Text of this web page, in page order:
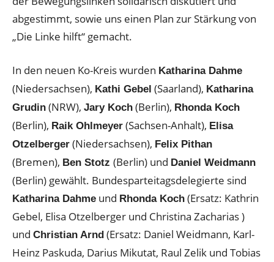
abgestimmt, sowie uns einen Plan zur Stärkung von
„Die Linke hilft“ gemacht.
In den neuen Ko-Kreis wurden Katharina Dahme
(Niedersachsen), Kathi Gebel (Saarland), Katharina
Grudin (NRW), Jary Koch (Berlin), Rhonda Koch
(Berlin), Raik Ohlmeyer (Sachsen-Anhalt), Elisa
Otzelberger (Niedersachsen), Felix Pithan
(Bremen), Ben Stotz (Berlin) und Daniel Weidmann
(Berlin) gewählt. Bundesparteitagsdelegierte sind
Katharina Dahme und Rhonda Koch (Ersatz: Kathrin
Gebel, Elisa Otzelberger und Christina Zacharias )
und Christian Arnd (Ersatz: Daniel Weidmann, Karl-
Heinz Paskuda, Darius Mikutat, Raul Zelik und Tobias